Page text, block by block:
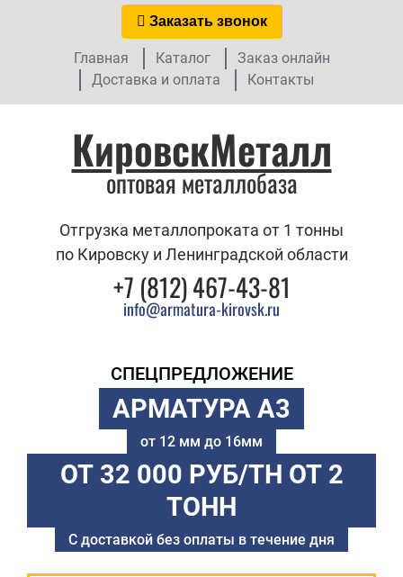
Заказать звонок
Главная Каталог
Заказ онлайн
Доставка и оплата
Контакты
КировскМеталл
оптовая металлобаза
Отгрузка металлопроката от 1 тонны
по Кировску и Ленинградской области
+7 (812) 467-43-81
info@armatura-kirovsk.ru
СПЕЦПРЕДЛОЖЕНИЕ
АРМАТУРА А3
от 12 мм до 16мм
ОТ 32 000 РУБ/ТН ОТ 2
ТОНН
С доставкой без оплаты в течение дня